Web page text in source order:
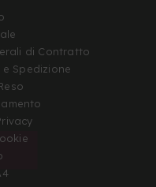
di Contratto
Spedizione